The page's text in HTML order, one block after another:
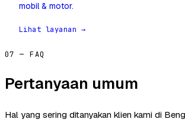
mobil & motor.
Lihat layanan →
07 — FAQ
Pertanyaan umum
Hal yang sering ditanyakan klien kami di